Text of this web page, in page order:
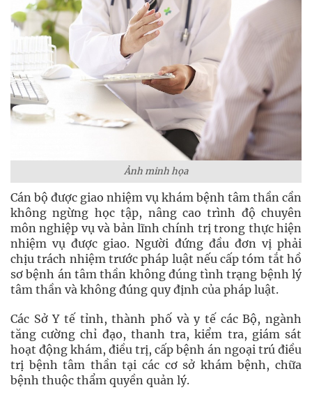
Ảnh minh họa
Cán bộ được giao nhiệm vụ khám bệnh tâm thần cần
không ngừng học tập, nâng cao trình độ chuyên
môn nghiệp vụ và bản lĩnh chính trị trong thực hiện
nhiệm vụ được giao. Người đứng đầu đơn vị phải
chịu trách nhiệm trước pháp luật nếu cấp tóm tắt hồ
sơ bệnh án tâm thần không đúng tình trạng bệnh lý
tâm thần và không đúng quy định của pháp luật.
Các Sở Y tế tỉnh, thành phố và y tế các Bộ, ngành
tăng cường chỉ đạo, thanh tra, kiểm tra, giám sát
hoạt động khám, điều trị, cấp bệnh án ngoại trú điều
trị bệnh tâm thần tại các cơ sở khám bệnh, chữa
bệnh thuộc thẩm quyền quản lý.